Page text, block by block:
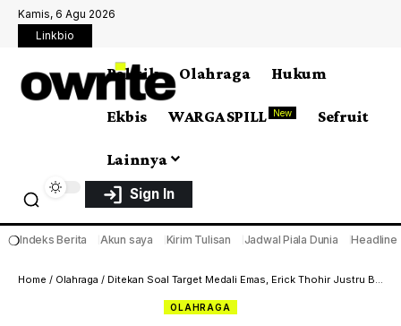
Kamis, 6 Agu 2026
Linkbio
Politik Olahraga Hukum
Ekbis WARGA SPILL New Sefruit
Lainnya
Sign In
❍Indeks Berita Akun saya Kirim Tulisan Jadwal Piala Dunia Headline
Home / Olahraga / Ditekan Soal Target Medali Emas, Erick Thohir Justru Bilang: Tanya PSSI!
OLAHRAGA